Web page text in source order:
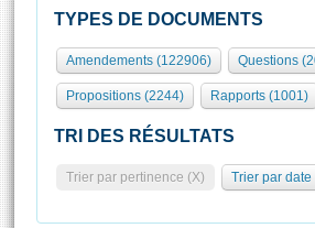
Présidence
577 députés
Groupes politiques
Séance publique
Commissions et autres organes
Europe et International
Pétitions
Rôle et pouvoirs de l'Assemblée
Organisation de l'Assemblée
Présidence Conférence des Présidents
Statistiques et chiffres clés
Visiter l'Assemblée
Visite virtuelle du palais
Assister à une séance
TYPES DE DOCUMENTS
Amendements (122906) Questions
Propositions (2244) Rapports (1001)
TRI DES RÉSULTATS
Trier par pertinence (X) Trier par date